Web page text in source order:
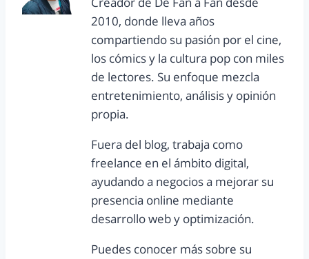
2010, donde lleva años
compartiendo su pasión por el cine,
los cómics y la cultura pop con miles
de lectores. Su enfoque mezcla
entretenimiento, análisis y opinión
propia.
Fuera del blog, trabaja como
freelance en el ámbito digital,
ayudando a negocios a mejorar su
presencia online mediante
desarrollo web y optimización.
Puedes conocer más sobre su